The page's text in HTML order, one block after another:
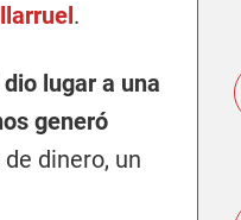
.
lugar a una
generó
dinero, un